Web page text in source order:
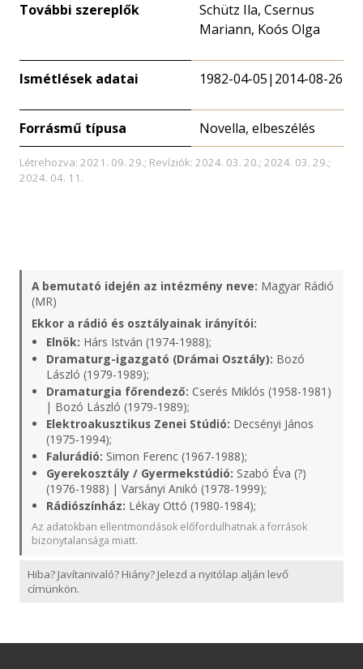
További szereplők
Schütz Ila, Csernus
Mariann, Koós Olga
Ismétlések adatai 1982-04-05|2014-08-26
Forrásmű típusa Novella, elbeszélés
Létrehozva: 2021. 09. 29.; Revíziók: 2024. 03. 20.; 2024. 03. 29.;
2024. 04. 11.
A bemutató idején az intézmény neve: Magyar Rádió
(MR)
Ekkor a rádió és osztályainak irányítói:
Elnök: Hárs István (1974-1988);
Dramaturg-igazgató (Drámai Osztály): Bozó
László (1979-1989);
Dramaturgia főrendező: Cserés Miklós (1958-1981)
| Bozó László (1979-1989);
Elektroakusztikus Zenei Stúdió: Decsényi János
(1975-1994);
Falurádió: Simon Ferenc (1967-1988);
Gyerekosztály / Gyermekstúdió: Szabó Éva (?)
(1976-1988) | Varsányi Anikó (1978-1999);
Rádiószínház: Lékay Ottó (1980-1984);
Az adatokban ellentmondások előfordulhatnak a források
bizonytalansága miatt.
Hiba? Javítanivaló? Hiány? Jelezd a nyitólap alján levő
címünkön.